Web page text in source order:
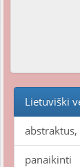
Lietuviški
panaikinti